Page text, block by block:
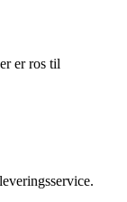
er ros til